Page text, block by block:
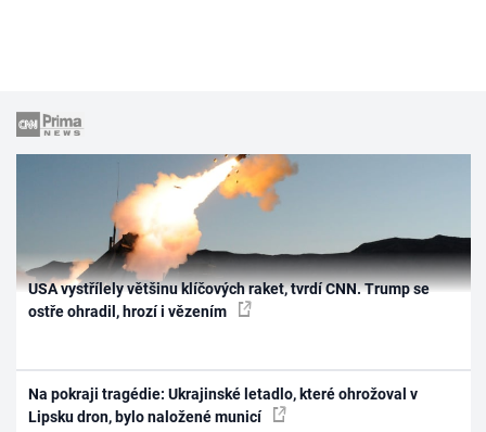
USA vystřílely většinu klíčových raket, tvrdí CNN. Trump se
ostře ohradil, hrozí i vězením
Na pokraji tragédie: Ukrajinské letadlo, které ohrožoval v
Lipsku dron, bylo naložené municí